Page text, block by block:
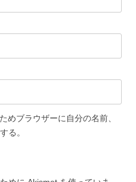
めブラウザーに自分の名前、
る。